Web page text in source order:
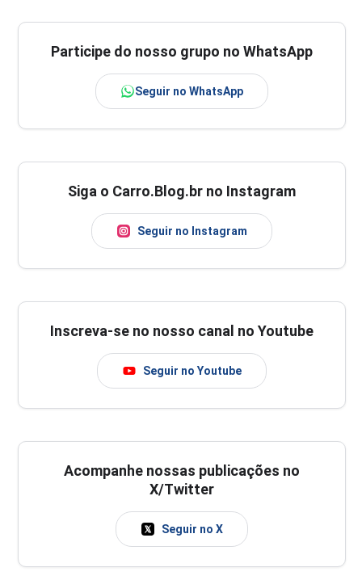
Participe do nosso grupo no WhatsApp
Seguir no WhatsApp
Siga o Carro.Blog.br no Instagram
Seguir no Instagram
Inscreva-se no nosso canal no Youtube
Seguir no Youtube
Acompanhe nossas publicações no
X/Twitter
Seguir no X